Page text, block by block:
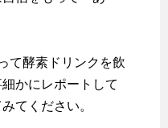
て酵素ドリンクを飲
かにレポートして
てください。